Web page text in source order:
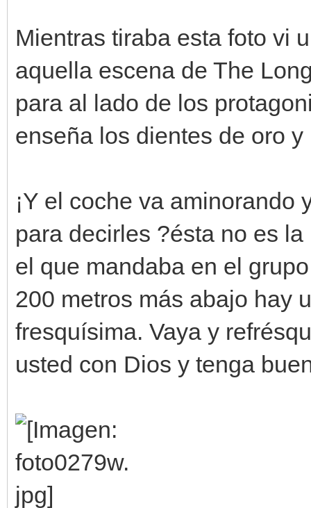
Mientras tiraba esta foto vi
aquella escena de The
para al lado de los
enseña los dientes de oro
¡Y el coche va aminorando
para decirles ?ésta no es
el que mandaba en el
200 metros más abajo hay
fresquísima. Vaya y
usted con Dios y tenga